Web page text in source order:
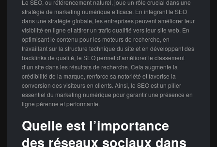
Le SEO, ou référencement naturel, joue un rôle crucial dans une
stratégie de marketing numérique efficace. En intégrant le SEO
dans une stratégie globale, les entreprises peuvent améliorer leur
visibilité en ligne et attirer un trafic qualifié vers leur site web. En
optimisant le contenu pour les moteurs de recherche, en
travaillant sur la structure technique du site et en développant des
backlinks de qualité, le SEO permet d’améliorer le classement
d’un site dans les résultats de recherche. Cela augmente la
crédibilité de la marque, renforce sa notoriété et favorise la
conversion des visiteurs en clients. Ainsi, le SEO est un pilier
essentiel du marketing numérique pour garantir une présence en
ligne pérenne et performante.
Quelle est l’importance
des réseaux sociaux dans